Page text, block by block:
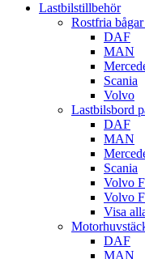
Lastbilstillbehör
Rostfria
DAF
MAN
Scania
Volvo
Lastbilsbord
DAF
MAN
Scania
Volvo
Volvo
Visa
DAF
MAN